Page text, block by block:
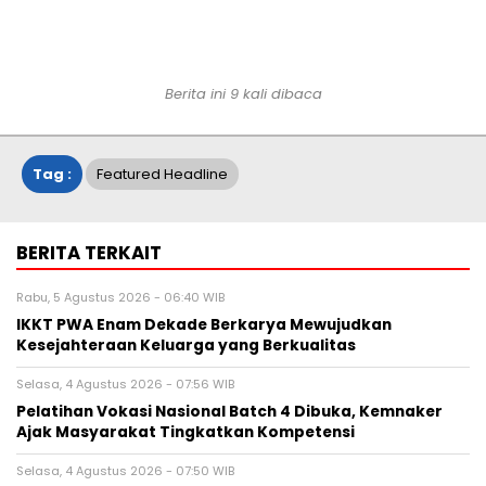
Berita ini 9 kali dibaca
Tag : Featured Headline
BERITA TERKAIT
Rabu, 5 Agustus 2026 - 06:40 WIB
IKKT PWA Enam Dekade Berkarya Mewujudkan
Kesejahteraan Keluarga yang Berkualitas
Selasa, 4 Agustus 2026 - 07:56 WIB
Pelatihan Vokasi Nasional Batch 4 Dibuka, Kemnaker
Ajak Masyarakat Tingkatkan Kompetensi
Selasa, 4 Agustus 2026 - 07:50 WIB